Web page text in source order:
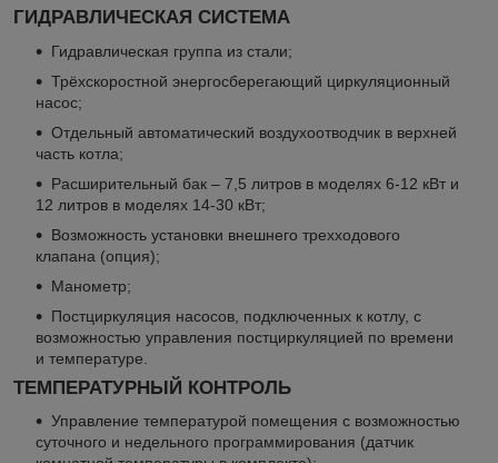
ГИДРАВЛИЧЕСКАЯ СИСТЕМА
Гидравлическая группа из стали;
Трёхскоростной энергосберегающий циркуляционный
насос;
Отдельный автоматический воздухоотводчик в верхней
часть котла;
Расширительный бак – 7,5 литров в моделях 6-12 кВт и
12 литров в моделях 14-30 кВт;
Возможность установки внешнего трехходового
клапана (опция);
Манометр;
Постциркуляция насосов, подключенных к котлу, с
возможностью управления постциркуляцией по времени
и температуре.
ТЕМПЕРАТУРНЫЙ КОНТРОЛЬ
Управление температурой помещения с возможностью
суточного и недельного программирования (датчик